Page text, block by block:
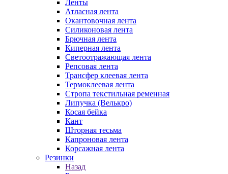
Ленты
Атласная лента
Окантовочная лента
Силиконовая лента
Брючная лента
Киперная лента
Светоотражающая лента
Репсовая лента
Трансфер клеевая лента
Термоклеевая лента
Стропа текстильная ременная
Липучка (Велькро)
Косая бейка
Кант
Шторная тесьма
Капроновая лента
Корсажная лента
Резинки
Назад